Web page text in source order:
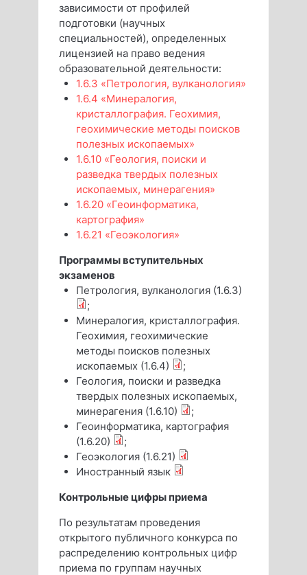
зависимости от профилей
подготовки (научных
специальностей), определенных
лицензией на право ведения
образовательной деятельности:
1.6.3 «Петрология, вулканология»
1.6.4 «Минералогия,
кристаллография. Геохимия,
геохимические методы поисков
полезных ископаемых»
1.6.10 «Геология, поиски и
разведка твердых полезных
ископаемых, минерагения»
1.6.20 «Геоинформатика,
картография»
1.6.21 «Геоэкология»
Программы вступительных
экзаменов
Петрология, вулканология (1.6.3)
;
Минералогия, кристаллография.
Геохимия, геохимические
методы поисков полезных
ископаемых (1.6.4)
;
Геология, поиски и разведка
твердых полезных ископаемых,
минерагения (1.6.10)
;
Геоинформатика, картография
(1.6.20)
;
Геоэкология (1.6.21)
Иностранный язык
Контрольные цифры приема
По результатам проведения
открытого публичного конкурса по
распределению контрольных цифр
приема по группам научных